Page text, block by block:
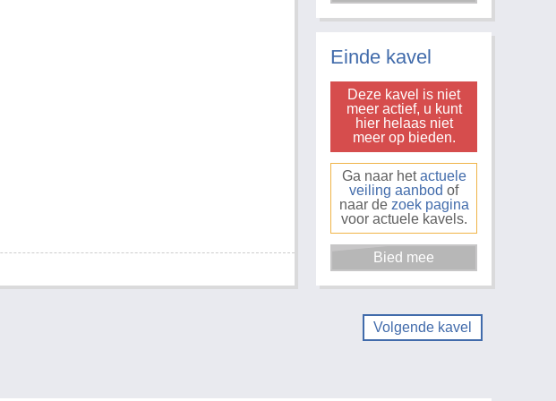
Einde kavel
Deze kavel is niet
meer actief, u kunt
hier helaas niet
meer op bieden.
Ga naar hetactuele
veiling aanbod of
naar de zoek pagina
voor actuele kavels.
Volgende kavel